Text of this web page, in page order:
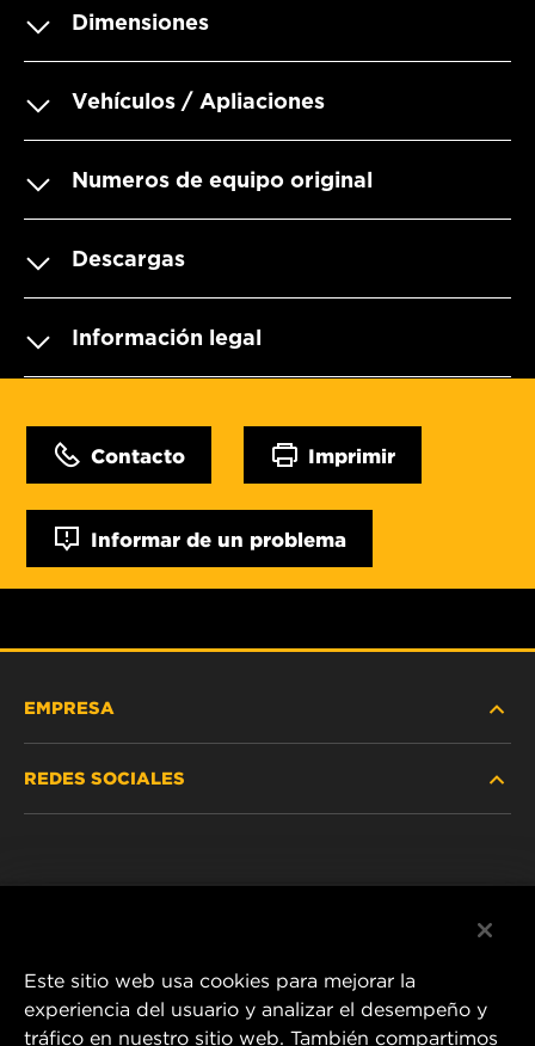
Dimensiones
Vehículos / Apliaciones
Numeros de equipo original
Descargas
Información legal
Contacto Imprimir
Informar de un problema
EMPRESA
REDES SOCIALES
Este sitio web usa cookies para mejorar la
experiencia del usuario y analizar el desempeño y
tráfico en nuestro sitio web. También compartimos